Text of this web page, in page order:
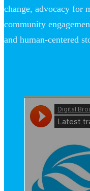
change, advocacy for
community
and human-centered